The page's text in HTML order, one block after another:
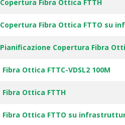
Fibra Ottica FTTH
Copertura Fibra Ottica FTTO su
Copertura Fibra
Ottica FTTC-VDSL2 100M
Fibra Ottica FTTH
Fibra Ottica FTTO su